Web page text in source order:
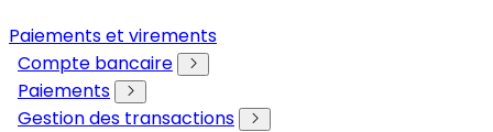
Paiements et virements
Compte bancaire
Paiements
Gestion des transactions